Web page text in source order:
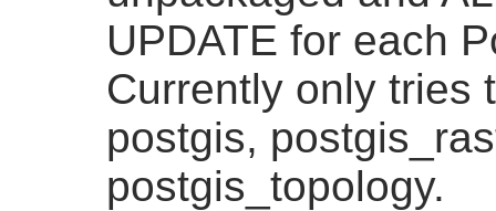
UPDATE for each
Currently only tries
postgis,
postgis_topology.